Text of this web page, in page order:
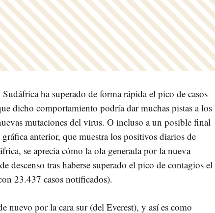
ha superado de forma rápida el pico de casos
dicho comportamiento podría dar muchas pistas a los
mutaciones del virus. O incluso a un posible final
anterior, que muestra los positivos diarios de
se aprecia cómo la ola generada por la nueva
descenso tras haberse superado el pico de contagios el
23.437 casos notificados).
nuevo por la cara sur (del Everest), y así es como